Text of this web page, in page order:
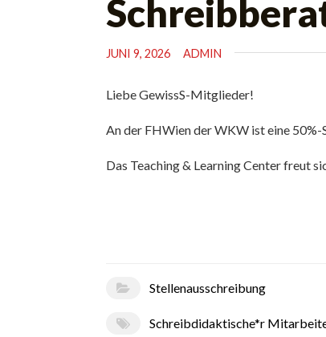
JUNI 9, 2026 ADMIN
Liebe GewissS-Mitglieder!
An der FHWien der WKW ist eine
Das Teaching & Learning Center freut
Stellenausschreibung
Schreibdidaktische*r